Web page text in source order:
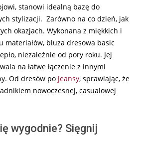
stanowi idealną bazę do
stylizacji. Zarówno na co dzień, jak
okazjach. Wykonana z miękkich i
materiałów, bluza dresowa basic
niezależnie od pory roku. Jej
na łatwe łączenie z innymi
Od dresów po jeansy, sprawiając, że
nowoczesnej, casualowej
wygodnie? Sięgnij